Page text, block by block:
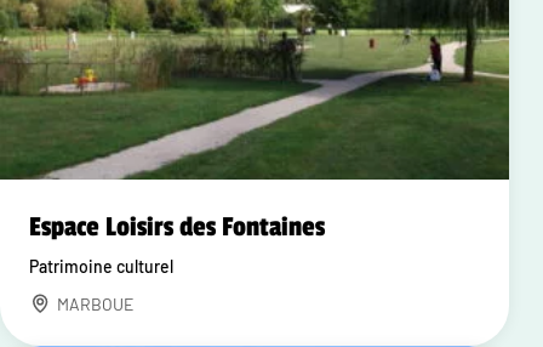
Espace Loisirs des Fontaines
Patrimoine culturel
MARBOUE